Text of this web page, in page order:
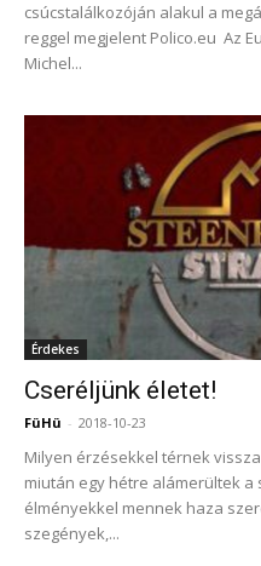
csúcstalálkozóján alakul a
reggel megjelent Polico.eu Az
Michel...
Érdekes
Cseréljünk életet!
FüHü - 2018-10-23
Milyen érzésekkel térnek
miután egy hétre alámerültek a
élményekkel mennek haza
szegények,...